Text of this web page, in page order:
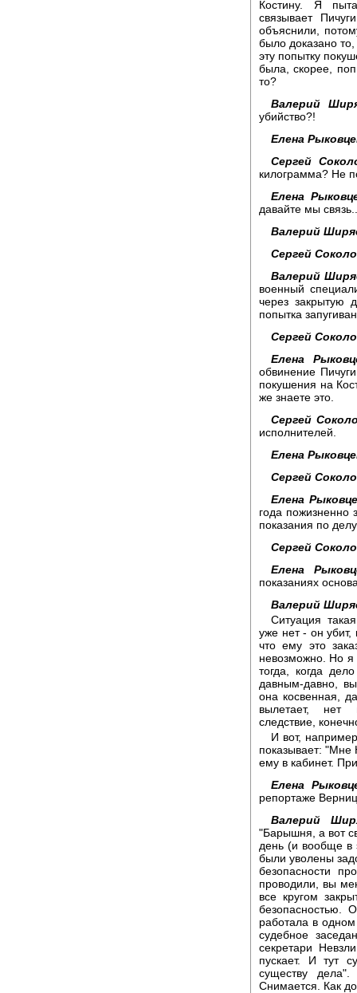
Костину. Я
связывает
объяснили,
было доказано
эту попытку
была, скорее,
то?
Валерий
убийство?!
Елена
Сергей
килограмма? Не
Елена
давайте мы
Валерий
Сергей
Валерий
военный
через закрытую
попытка
Сергей
Елена
обвинение
покушения на
же знаете это.
Сергей
исполнителей.
Елена
Сергей
Елена
года пожизненно
показания по
Сергей
Елена
показаниях
Валерий
Ситуация
уже нет - он убит,
что ему это
невозможно. Но я
тогда, когда
давным-давно,
она косвенная,
вылетает, нет
следствие,
И вот,
показывает: "Мне
ему в кабинет.
Елена
репортаже
Валерий
"Барышня, а вот
день (и вообще в
были уволены
безопасности
проводили, вы
все кругом
безопасностью.
работала в
судебное
секретари
пускает. И тут
существу
Снимается. Как